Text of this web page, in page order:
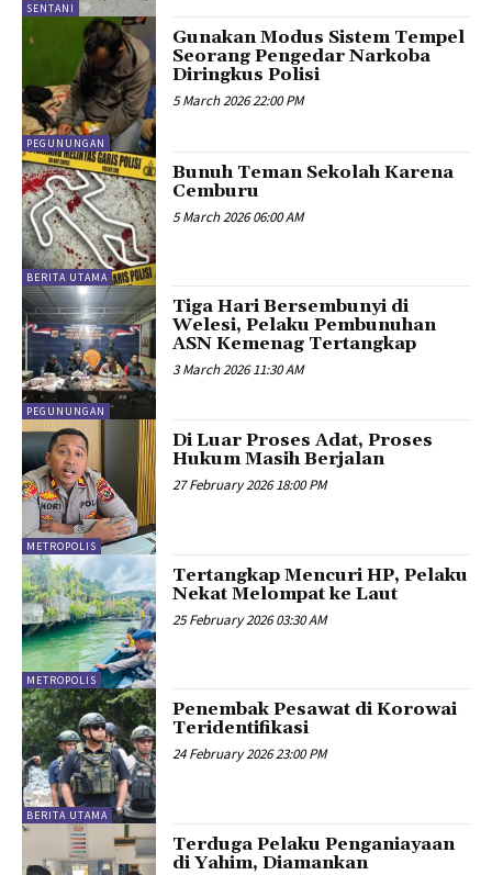
SENTANI
PEGUNUNGAN
Gunakan Modus Sistem Tempel
Seorang Pengedar Narkoba
Diringkus Polisi
5 March 2026 22:00 PM
BERITA UTAMA
Bunuh Teman Sekolah Karena
Cemburu
5 March 2026 06:00 AM
PEGUNUNGAN
Tiga Hari Bersembunyi di
Welesi, Pelaku Pembunuhan
ASN Kemenag Tertangkap
3 March 2026 11:30 AM
METROPOLIS
Di Luar Proses Adat, Proses
Hukum Masih Berjalan
27 February 2026 18:00 PM
METROPOLIS
Tertangkap Mencuri HP, Pelaku
Nekat Melompat ke Laut
25 February 2026 03:30 AM
BERITA UTAMA
Penembak Pesawat di Korowai
Teridentifikasi
24 February 2026 23:00 PM
Terduga Pelaku Penganiayaan
di Yahim, Diamankan